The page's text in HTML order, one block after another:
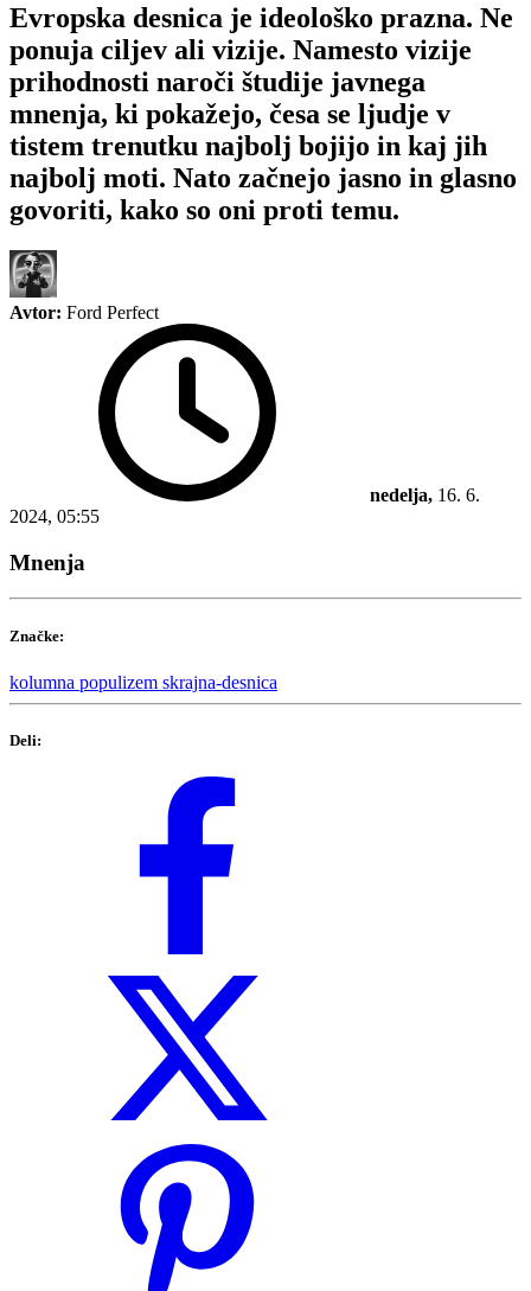
Evropska desnica je ideološko prazna. Ne
ponuja ciljev ali vizije. Namesto vizije
prihodnosti naroči študije javnega
mnenja, ki pokažejo, česa se ljudje v
tistem trenutku najbolj bojijo in kaj jih
najbolj moti. Nato začnejo jasno in glasno
govoriti, kako so oni proti temu.
Avtor: Ford Perfect
nedelja, 16. 6.
2024, 05:55
Mnenja
Značke:
kolumna populizem skrajna-desnica
Deli: